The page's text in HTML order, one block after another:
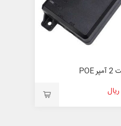
آداپتور 48 ولت 2 آمپر POE